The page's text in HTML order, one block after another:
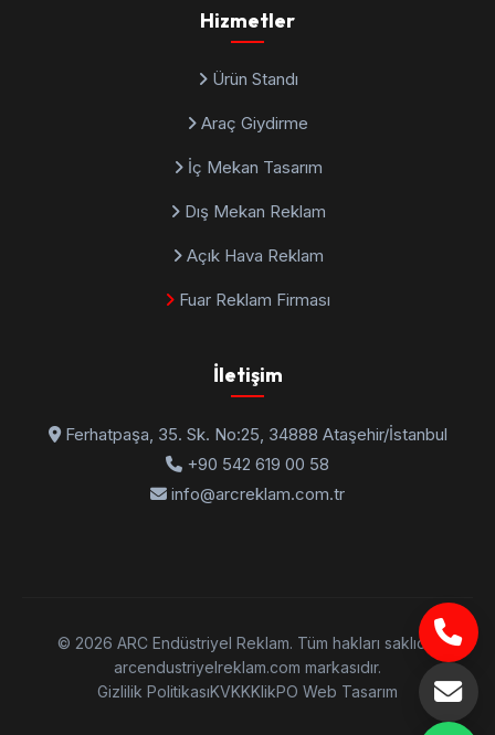
Hizmetler
Ürün Standı
Araç Giydirme
İç Mekan Tasarım
Dış Mekan Reklam
Açık Hava Reklam
Fuar Reklam Firması
İletişim
Ferhatpaşa, 35. Sk. No:25, 34888 Ataşehir/İstanbul
+90 542 619 00 58
info@arcreklam.com.tr
© 2026 ARC Endüstriyel Reklam. Tüm hakları saklıdır.
arcendustriyelreklam.com markasıdır.
Gizlilik PolitikasıKVKKKlikPO Web Tasarım